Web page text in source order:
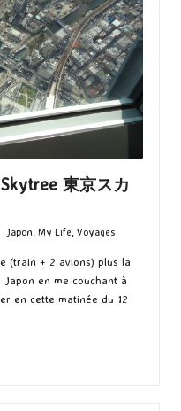
東京スカ
Posted
in
Japon, My Life, Voyages
(train + 2 avions) plus la
en me couchant à
en cette matinée du 12